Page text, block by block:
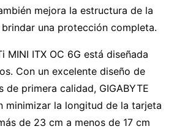
mejora la estructura de la
una protección completa.
MINI ITX OC 6G está diseñada
Con un excelente diseño de
primera calidad, GIGABYTE
minimizar la longitud de la tarjeta
de 23 cm a menos de 17 cm